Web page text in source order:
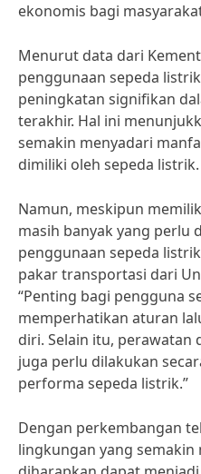
ekonomis bagi
Menurut data dari
penggunaan sepeda
peningkatan signifikan
terakhir. Hal ini
semakin menyadari
dimiliki oleh sepeda listrik.
Namun, meskipun
masih banyak yang perlu
penggunaan sepeda
pakar transportasi dari
“Penting bagi pengguna
memperhatikan aturan
diri. Selain itu, perawatan
juga perlu dilakukan
performa sepeda listrik.”
Dengan perkembangan
lingkungan yang